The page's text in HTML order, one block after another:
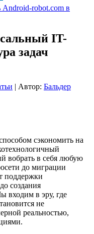
Android-robot.com в
IT-
задач
| Автор: Бальдер
сэкономить на
вобрать в себя любую
до миграции
поддержки
создания
входим в эру, где
не
реальностью,